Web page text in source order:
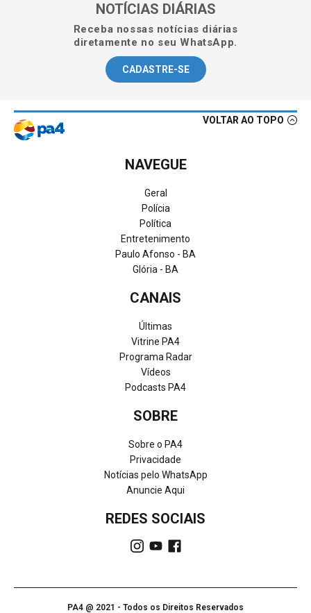
NOTÍCIAS DIÁRIAS
Receba nossas notícias diárias
diretamente no seu WhatsApp.
CADASTRE-SE
VOLTAR AO TOPO
NAVEGUE
Geral
Polícia
Política
Entretenimento
Paulo Afonso - BA
Glória - BA
CANAIS
Últimas
Vitrine PA4
Programa Radar
Vídeos
Podcasts PA4
SOBRE
Sobre o PA4
Privacidade
Notícias pelo WhatsApp
Anuncie Aqui
REDES SOCIAIS
PA4 @ 2021 - Todos os Direitos Reservados